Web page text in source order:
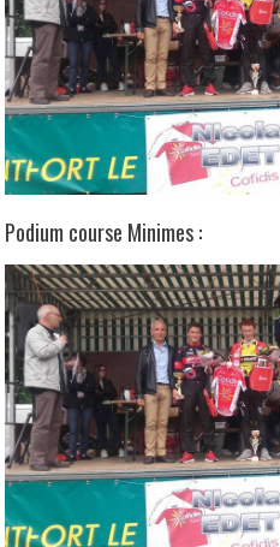
Podium course Minimes :